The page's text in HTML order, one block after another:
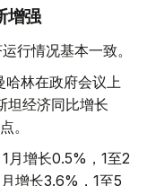
增强
行情况基本一致。
哈林在政府会议上
坦经济同比增长
。
月增长0.5%，1至2
增长3.6%，1至5